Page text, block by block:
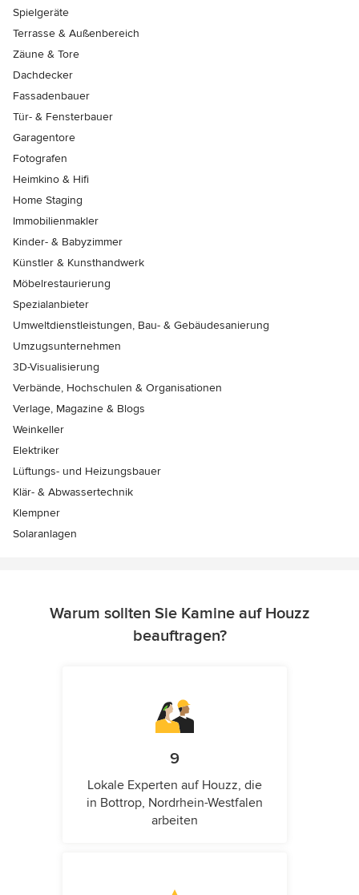
Spielgeräte
Terrasse & Außenbereich
Zäune & Tore
Dachdecker
Fassadenbauer
Tür- & Fensterbauer
Garagentore
Fotografen
Heimkino & Hifi
Home Staging
Immobilienmakler
Kinder- & Babyzimmer
Künstler & Kunsthandwerk
Möbelrestaurierung
Spezialanbieter
Umweltdienstleistungen, Bau- & Gebäudesanierung
Umzugsunternehmen
3D-Visualisierung
Verbände, Hochschulen & Organisationen
Verlage, Magazine & Blogs
Weinkeller
Elektriker
Lüftungs- und Heizungsbauer
Klär- & Abwassertechnik
Klempner
Solaranlagen
Warum sollten Sie Kamine auf Houzz
beauftragen?
9
Lokale Experten auf Houzz, die
in Bottrop, Nordrhein-Westfalen
arbeiten